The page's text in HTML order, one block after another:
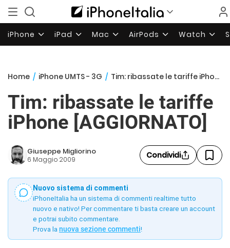
iPhone iPad Mac AirPods Watch
Home / iPhone UMTS - 3G / Tim: ribassate le tariffe iPhone [AGGIORNATO]
Tim: ribassate le tariffe
iPhone [AGGIORNATO]
Giuseppe Migliorino
6 Maggio 2009 Condividi
Nuovo sistema di commenti
iPhoneItalia ha un sistema di commenti realtime tutto
nuovo e nativo! Per commentare ti basta creare un account
e potrai subito commentare.
Prova la nuova sezione commenti!